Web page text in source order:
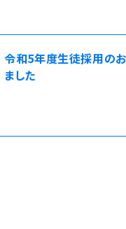
令和5年度生徒採用の
ました